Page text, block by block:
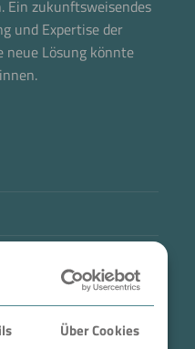
Über Cookies
Ein zukunftsweisendes
und Expertise der
neue Lösung könnte
Auswahl anfragen.